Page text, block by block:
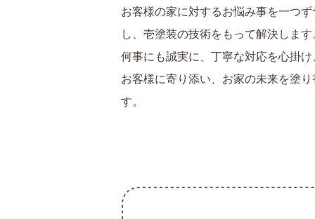
お客様の家に対するお悩み事を一つ
し、壱塗装の技術をもって解決します
何事にも誠実に、丁寧な対応を心掛け
お客様に寄り添い、お家の未来を塗り
す。